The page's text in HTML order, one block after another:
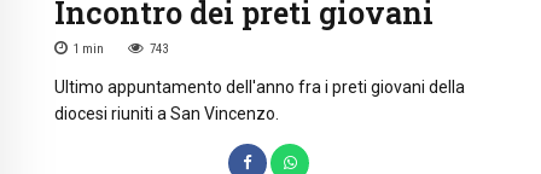
Incontro dei preti giovani
1 min 743
Ultimo appuntamento dell'anno fra i preti giovani della
diocesi riuniti a San Vincenzo.